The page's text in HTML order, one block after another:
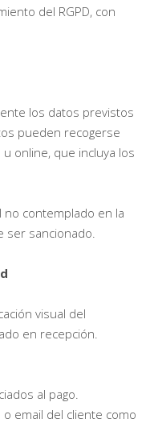
del RGPD, con
los datos previstos
pueden recogerse
online, que incluya los
no contemplado en la
ser sancionado.
visual del
en recepción.
al pago.
email del cliente como